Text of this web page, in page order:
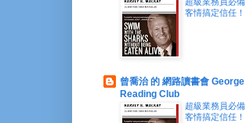
客情搞定信任！
曾喬治 的 網路讀書會
Reading Club
超級業務員必
客情搞定信任！